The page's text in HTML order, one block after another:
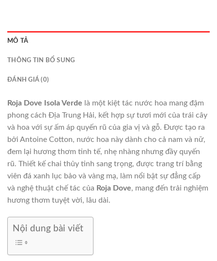
MÔ TẢ
THÔNG TIN BỔ SUNG
ĐÁNH GIÁ (0)
Roja Dove Isola Verde là một kiệt tác nước hoa mang đậm
phong cách Địa Trung Hải, kết hợp sự tươi mới của trái cây
và hoa với sự ấm áp quyến rũ của gia vị và gỗ. Được tạo ra
bởi Antoine Cotton, nước hoa này dành cho cả nam và nữ,
đem lại hương thơm tinh tế, nhẹ nhàng nhưng đầy quyến
rũ. Thiết kế chai thủy tinh sang trọng, được trang trí bằng
viên đá xanh lục bảo và vàng mạ, làm nổi bật sự đẳng cấp
và nghệ thuật chế tác của Roja Dove, mang đến trải nghiệm
hương thơm tuyệt vời, lâu dài.
Nội dung bài viết